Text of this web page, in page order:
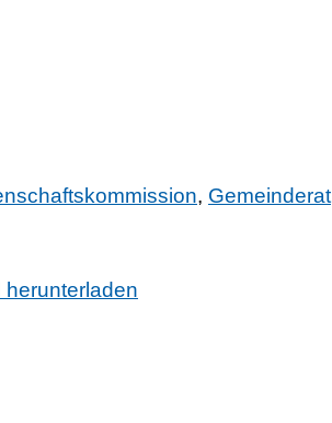
, Gemeinderat
herunterladen